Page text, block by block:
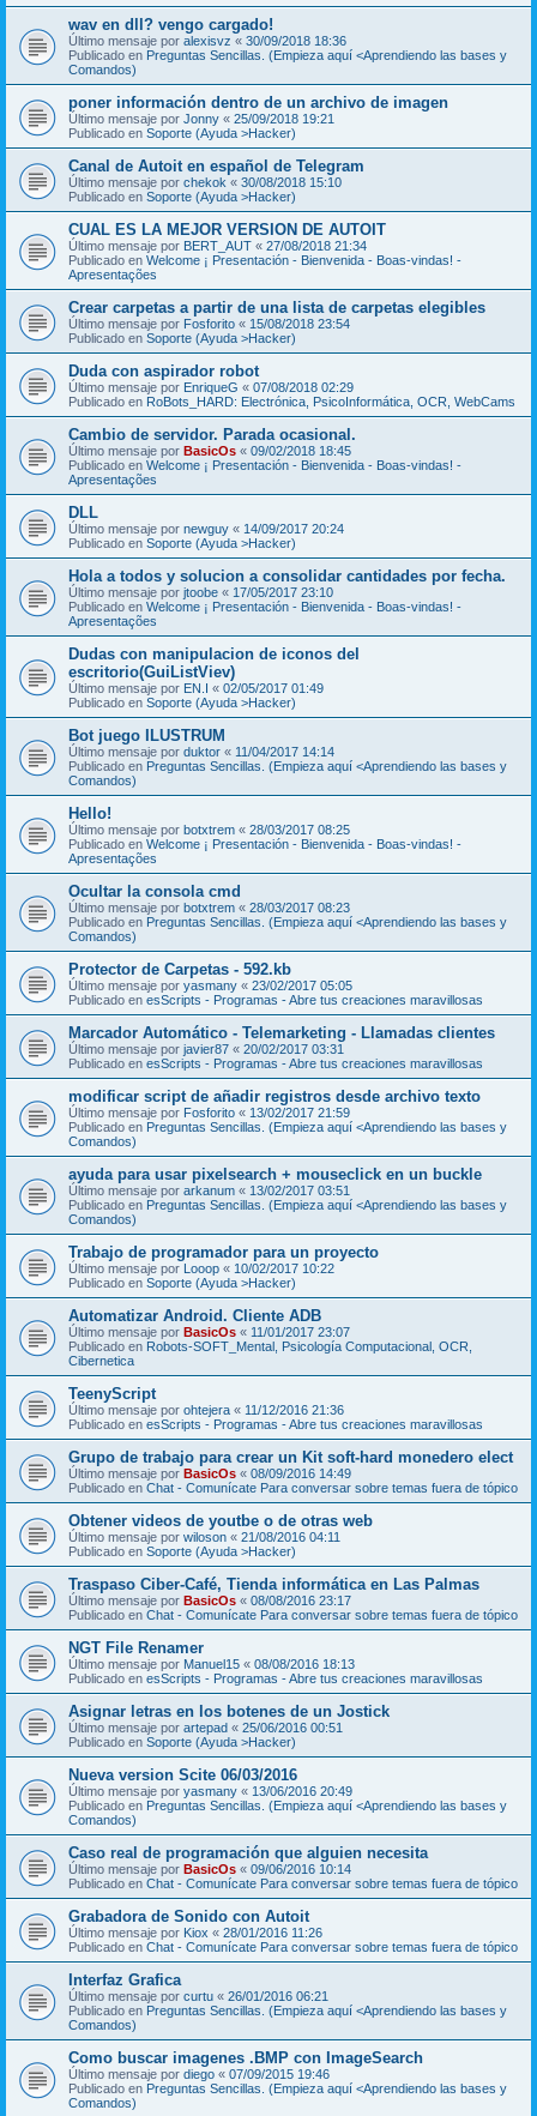
wav en dll? vengo cargado!
Último mensaje por alexisvz « 30/09/2018 18:36
Publicado en Preguntas Sencillas. (Empieza aquí <Aprendiendo las bases y
Comandos)
poner información dentro de un archivo de imagen
Último mensaje por Jonny « 25/09/2018 19:21
Publicado en Soporte (Ayuda >Hacker)
Canal de Autoit en español de Telegram
Último mensaje por chekok « 30/08/2018 15:10
Publicado en Soporte (Ayuda >Hacker)
CUAL ES LA MEJOR VERSION DE AUTOIT
Último mensaje por BERT_AUT « 27/08/2018 21:34
Publicado en Welcome ¡ Presentación - Bienvenida - Boas-vindas! -
Apresentações
Crear carpetas a partir de una lista de carpetas elegibles
Último mensaje por Fosforito « 15/08/2018 23:54
Publicado en Soporte (Ayuda >Hacker)
Duda con aspirador robot
Último mensaje por EnriqueG « 07/08/2018 02:29
Publicado en RoBots_HARD: Electrónica, PsicoInformática, OCR, WebCams
Cambio de servidor. Parada ocasional.
Último mensaje por BasicOs « 09/02/2018 18:45
Publicado en Welcome ¡ Presentación - Bienvenida - Boas-vindas! -
Apresentações
DLL
Último mensaje por newguy « 14/09/2017 20:24
Publicado en Soporte (Ayuda >Hacker)
Hola a todos y solucion a consolidar cantidades por fecha.
Último mensaje por jtoobe « 17/05/2017 23:10
Publicado en Welcome ¡ Presentación - Bienvenida - Boas-vindas! -
Apresentações
Dudas con manipulacion de iconos del
escritorio(GuiListViev)
Último mensaje por EN.I « 02/05/2017 01:49
Publicado en Soporte (Ayuda >Hacker)
Bot juego ILUSTRUM
Último mensaje por duktor « 11/04/2017 14:14
Publicado en Preguntas Sencillas. (Empieza aquí <Aprendiendo las bases y
Comandos)
Hello!
Último mensaje por botxtrem « 28/03/2017 08:25
Publicado en Welcome ¡ Presentación - Bienvenida - Boas-vindas! -
Apresentações
Ocultar la consola cmd
Último mensaje por botxtrem « 28/03/2017 08:23
Publicado en Preguntas Sencillas. (Empieza aquí <Aprendiendo las bases y
Comandos)
Protector de Carpetas - 592.kb
Último mensaje por yasmany « 23/02/2017 05:05
Publicado en esScripts - Programas - Abre tus creaciones maravillosas
Marcador Automático - Telemarketing - Llamadas clientes
Último mensaje por javier87 « 20/02/2017 03:31
Publicado en esScripts - Programas - Abre tus creaciones maravillosas
modificar script de añadir registros desde archivo texto
Último mensaje por Fosforito « 13/02/2017 21:59
Publicado en Preguntas Sencillas. (Empieza aquí <Aprendiendo las bases y
Comandos)
ayuda para usar pixelsearch + mouseclick en un buckle
Último mensaje por arkanum « 13/02/2017 03:51
Publicado en Preguntas Sencillas. (Empieza aquí <Aprendiendo las bases y
Comandos)
Trabajo de programador para un proyecto
Último mensaje por Looop « 10/02/2017 10:22
Publicado en Soporte (Ayuda >Hacker)
Automatizar Android. Cliente ADB
Último mensaje por BasicOs « 11/01/2017 23:07
Publicado en Robots-SOFT_Mental, Psicología Computacional, OCR,
Cibernetica
TeenyScript
Último mensaje por ohtejera « 11/12/2016 21:36
Publicado en esScripts - Programas - Abre tus creaciones maravillosas
Grupo de trabajo para crear un Kit soft-hard monedero elect
Último mensaje por BasicOs « 08/09/2016 14:49
Publicado en Chat - Comunícate Para conversar sobre temas fuera de tópico
Obtener videos de youtbe o de otras web
Último mensaje por wiloson « 21/08/2016 04:11
Publicado en Soporte (Ayuda >Hacker)
Traspaso Ciber-Café, Tienda informática en Las Palmas
Último mensaje por BasicOs « 08/08/2016 23:17
Publicado en Chat - Comunícate Para conversar sobre temas fuera de tópico
NGT File Renamer
Último mensaje por Manuel15 « 08/08/2016 18:13
Publicado en esScripts - Programas - Abre tus creaciones maravillosas
Asignar letras en los botenes de un Jostick
Último mensaje por artepad « 25/06/2016 00:51
Publicado en Soporte (Ayuda >Hacker)
Nueva version Scite 06/03/2016
Último mensaje por yasmany « 13/06/2016 20:49
Publicado en Preguntas Sencillas. (Empieza aquí <Aprendiendo las bases y
Comandos)
Caso real de programación que alguien necesita
Último mensaje por BasicOs « 09/06/2016 10:14
Publicado en Chat - Comunícate Para conversar sobre temas fuera de tópico
Grabadora de Sonido con Autoit
Último mensaje por Kiox « 28/01/2016 11:26
Publicado en Chat - Comunícate Para conversar sobre temas fuera de tópico
Interfaz Grafica
Último mensaje por curtu « 26/01/2016 06:21
Publicado en Preguntas Sencillas. (Empieza aquí <Aprendiendo las bases y
Comandos)
Como buscar imagenes .BMP con ImageSearch
Último mensaje por diego « 07/09/2015 19:46
Publicado en Preguntas Sencillas. (Empieza aquí <Aprendiendo las bases y
Comandos)